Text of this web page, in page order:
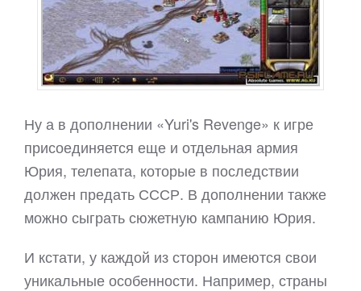
Ну а в дополнении «Yuri's Revenge» к игре
присоединяется еще и отдельная армия
Юрия, телепата, которые в последствии
должен предать СССР. В дополнении также
можно сыграть сюжетную кампанию Юрия.
И кстати, у каждой из сторон имеются свои
уникальные особенности. Например, страны